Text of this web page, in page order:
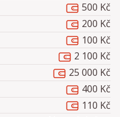
500 Kč
200 Kč
100 Kč
2 100 Kč
25 000 Kč
400 Kč
110 Kč